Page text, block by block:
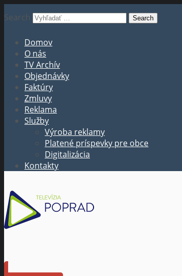
Search
Domov
O nás
TV Archív
Objednávky
Faktúry
Zmluvy
Reklama
Služby
Výroba reklamy
Platené príspevky pre obce
Digitalizácia
Kontakty